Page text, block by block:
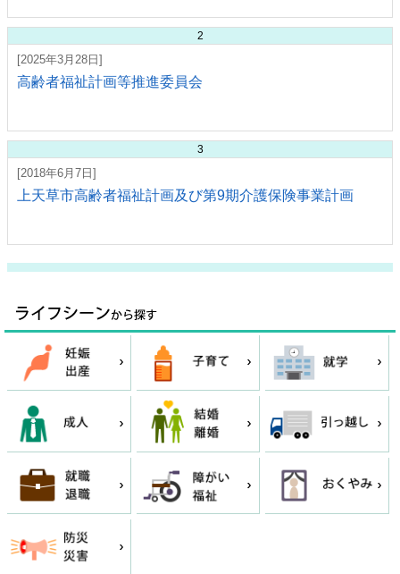
2
[2025年3月28日]
高齢者福祉計画等推進委員会
3
[2018年6月7日]
上天草市高齢者福祉計画及び第9期介護保険事業計画